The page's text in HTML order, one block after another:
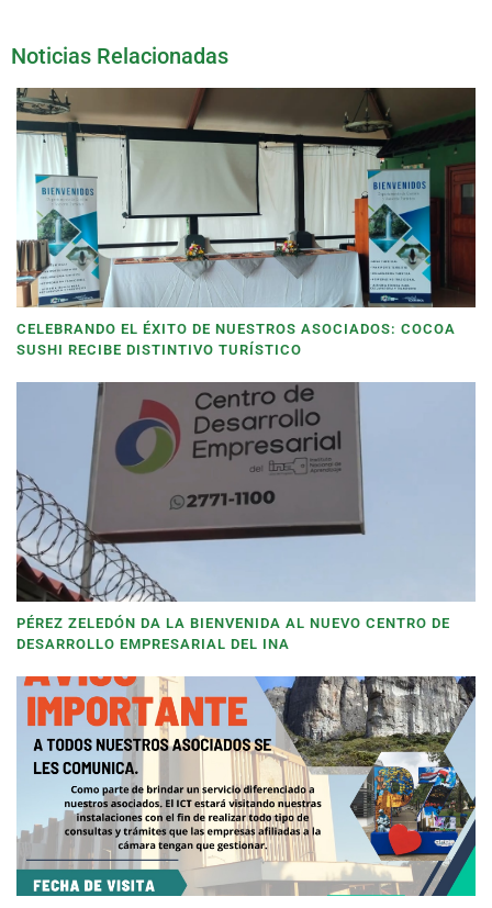
Noticias Relacionadas
CELEBRANDO EL ÉXITO DE NUESTROS ASOCIADOS: COCOA
SUSHI RECIBE DISTINTIVO TURÍSTICO
PÉREZ ZELEDÓN DA LA BIENVENIDA AL NUEVO CENTRO DE
DESARROLLO EMPRESARIAL DEL INA